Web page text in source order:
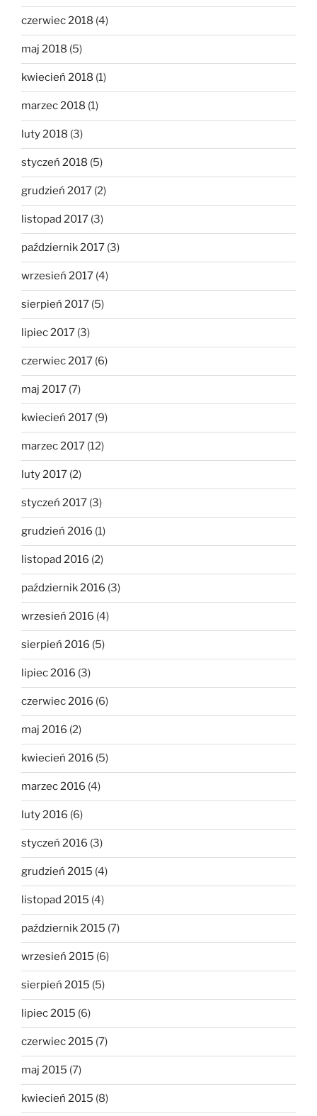
czerwiec 2018 (4)
maj 2018 (5)
kwiecień 2018 (1)
marzec 2018 (1)
luty 2018 (3)
styczeń 2018 (5)
grudzień 2017 (2)
listopad 2017 (3)
październik 2017 (3)
wrzesień 2017 (4)
sierpień 2017 (5)
lipiec 2017 (3)
czerwiec 2017 (6)
maj 2017 (7)
kwiecień 2017 (9)
marzec 2017 (12)
luty 2017 (2)
styczeń 2017 (3)
grudzień 2016 (1)
listopad 2016 (2)
październik 2016 (3)
wrzesień 2016 (4)
sierpień 2016 (5)
lipiec 2016 (3)
czerwiec 2016 (6)
maj 2016 (2)
kwiecień 2016 (5)
marzec 2016 (4)
luty 2016 (6)
styczeń 2016 (3)
grudzień 2015 (4)
listopad 2015 (4)
październik 2015 (7)
wrzesień 2015 (6)
sierpień 2015 (5)
lipiec 2015 (6)
czerwiec 2015 (7)
maj 2015 (7)
kwiecień 2015 (8)